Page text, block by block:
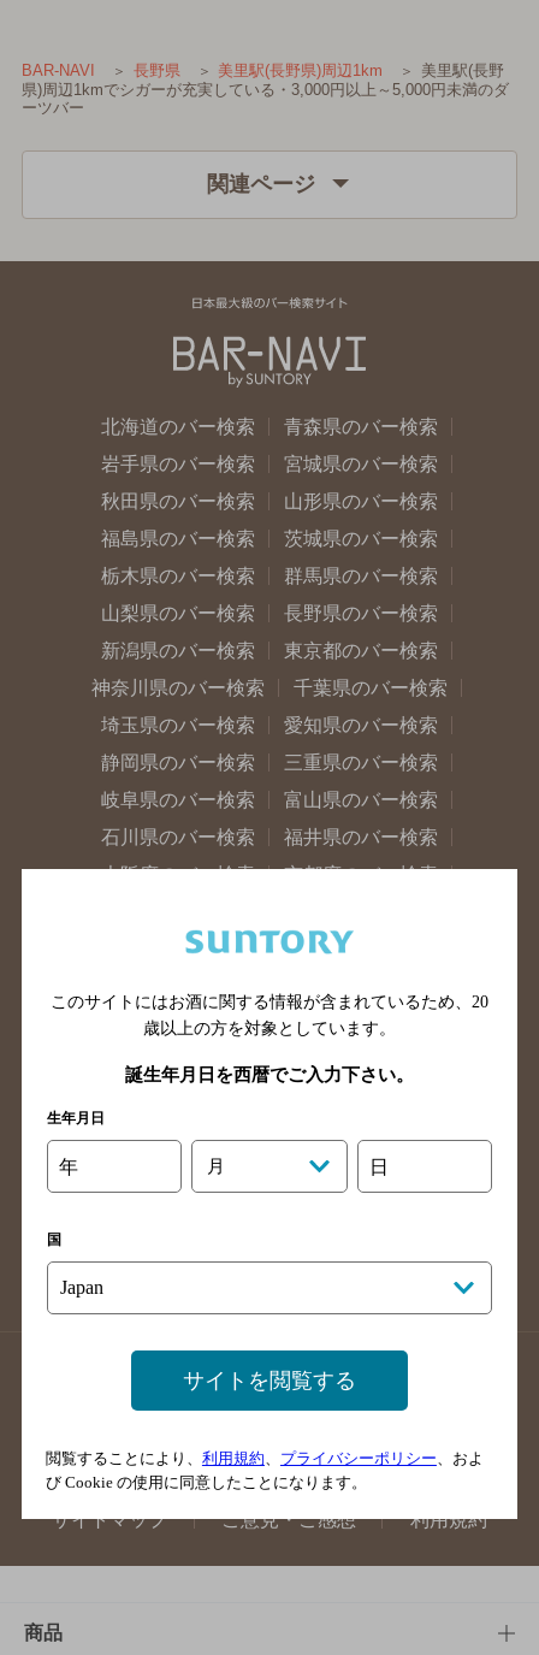
BAR-NAVI 長野県 美里駅(長野県)周辺1km
美里駅(長野
県)周辺1kmでシガーが充実している・3,000円以上～5,000円未満のダ
ーツバー
関連ページ
北海道のバー検索
青森県のバー検索
岩手県のバー検索
宮城県のバー検索
秋田県のバー検索
山形県のバー検索
福島県のバー検索
茨城県のバー検索
栃木県のバー検索
群馬県のバー検索
山梨県のバー検索
長野県のバー検索
新潟県のバー検索
東京都のバー検索
神奈川県のバー検索
千葉県のバー検索
埼玉県のバー検索
愛知県のバー検索
静岡県のバー検索
三重県のバー検索
岐阜県のバー検索
富山県のバー検索
石川県のバー検索
福井県のバー検索
大阪府のバー検索
京都府のバー検索
滋賀県のバー検索
和歌山県のバー検索
山口県のバー検索
鳥取県のバー検索
島根県のバー検索
徳島県のバー検索
高知県のバー検索
福岡県のバー検索
長崎県のバー検索
佐賀県のバー検索
店舗登録方法のご案内
店舗情報更新方法のご案内
掲載店舗様ログイン
サイトマップ ご意見・ご感想 利用規約
商品
このサイトにはお酒に関する情報が含まれているため、 20
歳以上の方を対象としています。
誕生年月日を西暦でご入力下さい。
生年月日
年 月 日
国
サイトを閲覧する
閲覧することにより、 利用規約 プライバシーポリシー 、およ
び Cookie の使用に同意したことになります。